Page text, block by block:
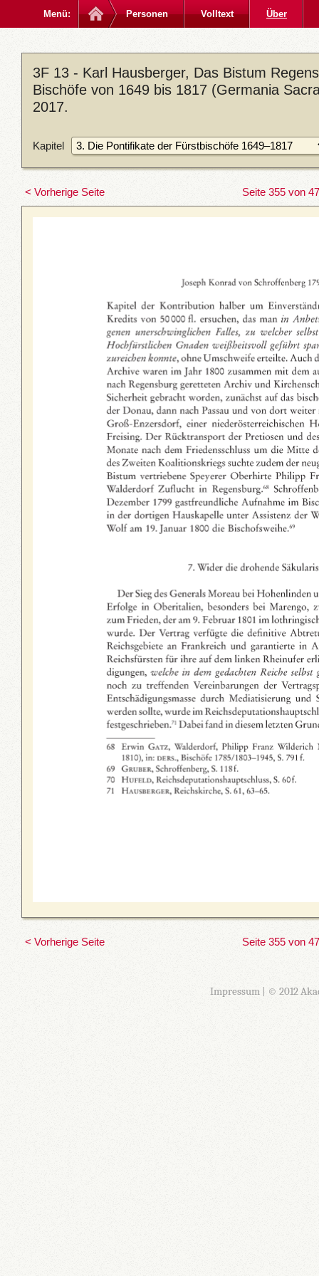
Menü: Personen Volltext Über
3F 13 - Karl Hausberger, Das Bistum
Bischöfe von 1649 bis 1817 (Germania
2017.
Kapitel
< Vorherige Seite Seite 355 von
< Vorherige Seite Seite 355 von
Impressum| © 2012